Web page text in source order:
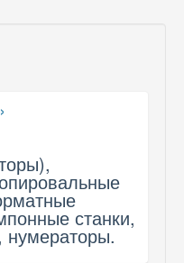
станки,
нумераторы.